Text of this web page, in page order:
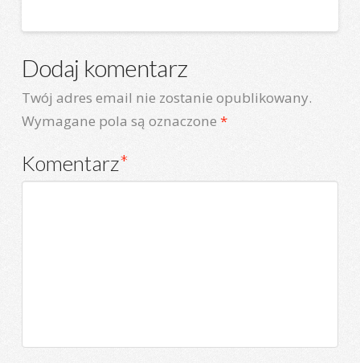
Dodaj komentarz
Twój adres email nie zostanie opublikowany.
Wymagane pola są oznaczone *
Komentarz*